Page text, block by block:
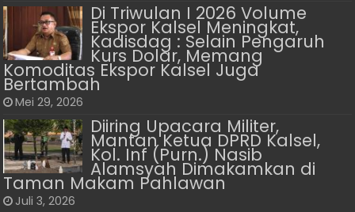
Di Triwulan I 2026 Volume
Ekspor Kalsel Meningkat,
Kadisdag : Selain Pengaruh
Kurs Dolar, Memang
Komoditas Ekspor Kalsel Juga
Bertambah
Mei 29, 2026
Diiring Upacara Militer,
Mantan Ketua DPRD Kalsel,
Kol. Inf (Purn.) Nasib
Alamsyah Dimakamkan di
Taman Makam Pahlawan
Juli 3, 2026